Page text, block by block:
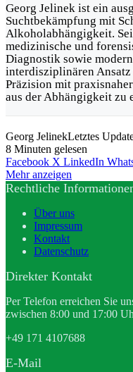
Georg Jelinek ist ein
Suchtbekämpfung mit
Alkoholabhängigkeit.
medizinische und
Diagnostik sowie
interdisziplinären
Präzision mit
aus der Abhängigkeit zu
Georg JelinekLetztes
8 Minuten gelesen
Facebook X LinkedIn
Mehr anzeigen
Rechtliche
Über uns
Impressum
Kontakt
Datenschutz
Direkter Kontakt
Per Telefon erreichen Sie
zwischen 8:00 und 17:00
+49 171 4107688
E-Mail